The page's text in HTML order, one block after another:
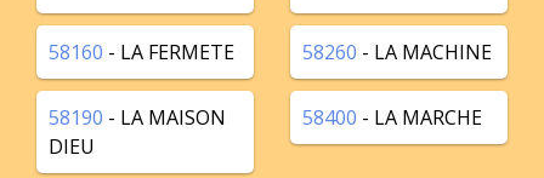
58160 - LA FERMETE 58260 - LA MACHINE
58190 - LA MAISON
DIEU
58400 - LA MARCHE